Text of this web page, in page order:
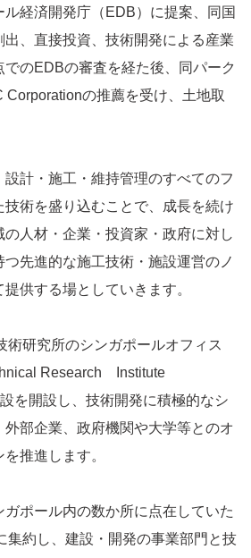
経済開発庁（EDB）に提案、同国
、直接投資、技術開発による産業
のEDBの審査を経た後、同パーク
Corporationの推薦を受け、土地取
計・施工・維持管理のすべてのフ
技術を盛り込むことで、成長を続け
の人材・企業・投資家・政府に対し
先進的な施工技術・施設運営のノ
供する場としていきます。
研究所のシンガポールオフィス
Research Institute
を開設し、技術開発に積極的なシ
外部企業、政府機関や大学等とのオ
推進します。
ポール内の数か所に点在していた
集約し、建設・開発の事業部門と技